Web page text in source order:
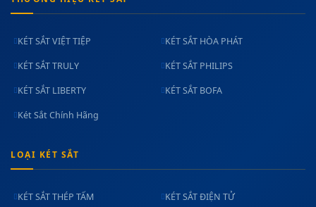
KÉT SẮT VIỆT TIỆP KÉT SẮT HÒA PHÁT
KÉT SẮT TRULY KÉT SẮT PHILIPS
KÉT SẮT LIBERTY KÉT SẮT BOFA
Két Sắt Chính Hãng
LOẠI KÉT SẮT
KÉT SẮT THÉP TẤM KÉT SẮT ĐIỆN TỬ